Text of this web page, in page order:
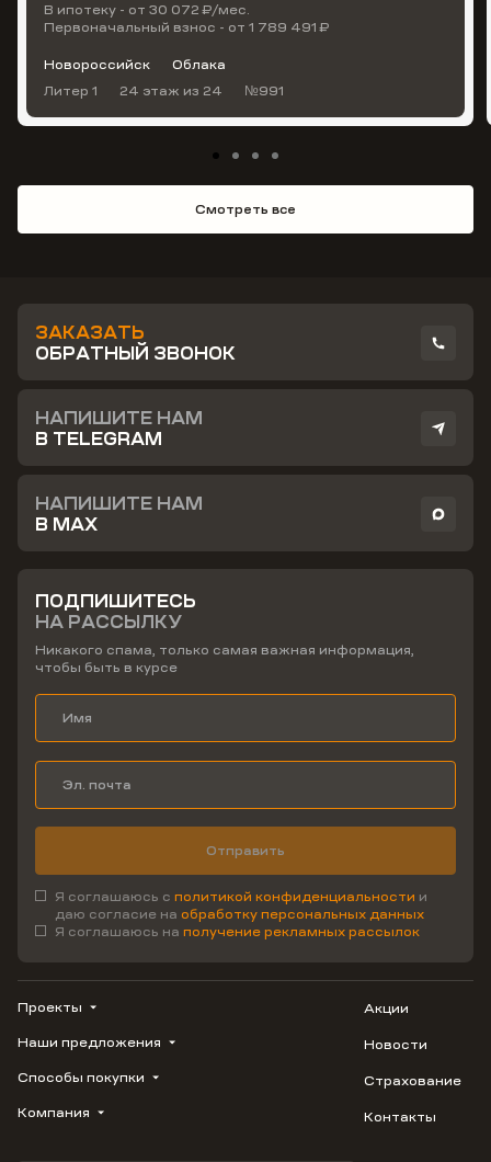
В ипотеку - от 30 072 ₽/мес.
Первоначальный взнос - от 1 789 491 ₽
Новороссийск
Облака
Литер 1
24 этаж из 24 №991
Смотреть все
ЗАКАЗАТЬ
ОБРАТНЫЙ ЗВОНОК
НАПИШИТЕ НАМ
В TELEGRAM
НАПИШИТЕ НАМ
В MAX
ПОДПИШИТЕСЬ
НА РАССЫЛКУ
Никакого спама, только самая важная информация,
чтобы быть в курсе
Отправить
Я соглашаюсь с политикой конфиденциальности и
даю согласие на обработку персональных данных
Я соглашаюсь на получение рекламных рассылок
Проекты
ВЕРН
1799
Наши предложения
Купить квартиру
Студию
Способы покупки
Трейд-ин
Компания
Акции
Новости
Страхование
Контакты